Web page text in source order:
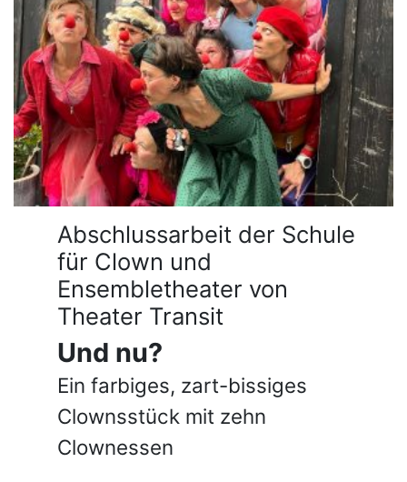
Abschlussarbeit der Schule
für Clown und
Ensembletheater von
Theater Transit
Und nu?
Ein farbiges, zart-bissiges
Clownsstück mit zehn
Clownessen